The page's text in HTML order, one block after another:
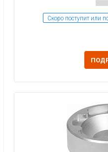
Скоро поступит или